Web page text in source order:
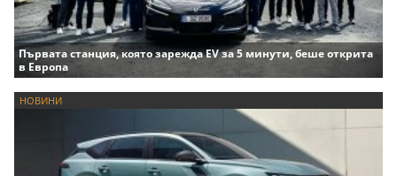
Първата станция, която зарежда EV за 5 минути, беше открита
в Европа
НОВИНИ